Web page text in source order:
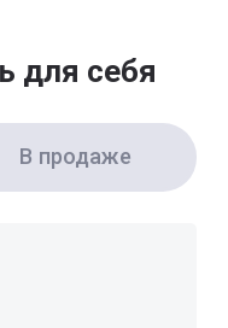
для себя
В продаже